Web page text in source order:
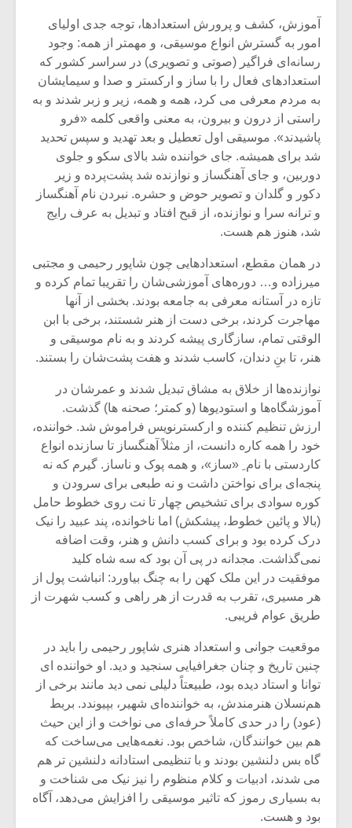
آموزش، کشف و پرورش استعدادها، توجه جدی اولیای
امور به گسترش انواع موسیقی، و مهمتر از همه: وجود
رسانه‌ای فراگیر (صوتی و تصویری) در سراسر کشور که
استعدادهای فعال را با ساز و ارکستر و صدا و سیمایشان
به مردم معرفی می کرد، همه و همه، زیر و زبر شدند و به
راستی از درون و بیرون، به معنی واقعی کلمه «فرو
پاشیدند». موسیقی اول تعطیل و بعد تهدید و سپس تحدید
شد برای همیشه. جای خواننده شد بالای سکو و جلوی
دوربین، و جای آهنگساز و نوازنده شد پشت‌پرده و زیر
دکور و گلدان و تصویر حوض و حشره. نبردن نام آهنگساز
و ترانه سرا و نوازنده، از قبح افتاد و تبدیل به عرف رایج
شد، هنوز هم هست.
در همان مقطع، استعدادهایی چون شاپور رحیمی و مجتبی
میرزاده و… دوره‌های آموزشی‌شان را تقریبا تمام کرده و
تازه در آستانه معرفی به جامعه بودند. بخشی از آنها
مهاجرت کردند، برخی دست از هنر شستند، برخی با ابن
الوقتی تمام، سازگاری پیشه کردند و به نام موسیقی و
هنر، تا بنِ دندان، کاسب شدند و هفت پشت‌شان را بستند.
نوازنده‌ها از خلاق به مشاق تبدیل شدند و عمرشان در
آموزشگاه‌ها و استودیوها (و کمتر؛ صحنه ها) گذشت.
ارزش تنظیم کننده و ارکسترنویس فراموش شد. خواننده،
خود را همه کاره دانست، از مثلاً آهنگساز تا سازنده انواع
کاردستی با نام ِ «ساز»، و همه پوک و ناساز. گیرم که نه
پنجه‌ای برای نواختن داشت و نه طبعی برای سرودن و
کوره سوادی برای تشخیص چهار تا نت روی خطوط حامل
(بالا و پائین خطوط، پیشکش) اما ناخوانده، پند عبید را نیک
درک کرده بود و برای کسب دانش و هنر، وقت اضافه
نمی‌گذاشت. مجدانه در پی آن بود که سه شاه کلید
موفقیت در این ملک کهن را به چنگ بیاورد: انباشت پول از
هر مسیری، تقرب به قدرت از هر راهی و کسب شهرت از
طریق عوام فریبی.
موقعیت جوانی و استعداد هنری شاپور رحیمی را باید در
چنین تاریخ و چنان جغرافیایی سنجید و دید. او خواننده ای
توانا و استاد دیده بود، طبیعتاً دلیلی نمی دید مانند برخی از
هم‌نسلان هنرمندش، به خواننده‌ای شهیر، بپیوندد. بربط
(عود) را در حدی کاملاً حرفه‌ای می نواخت و از این حیث
هم بین خوانندگان، شاخص بود.‌ نغمه‌هایی می‌ساخت که
گاه بس دلنشین بودند و با تنظیمی استادانه دلنشین تر هم
می شدند، ادبیات و کلام منظوم را نیز نیک می شناخت و
به بسیاری رموز که تاثیر موسیقی را افزایش می‌دهد، آگاه
بود و هست.
یادداشتی بر موسیقی
متن فیلم «متری
شیش و نیم»
اگر نمی توانی
بدنام ترین باش
موسیقی
برگزار
موسیقی